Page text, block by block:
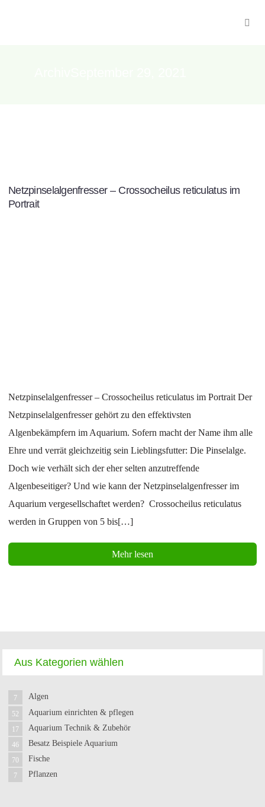
Netzpinselalgenfresser – Crossocheilus reticulatus im
Portrait
Netzpinselalgenfresser – Crossocheilus reticulatus im Portrait Der
Netzpinselalgenfresser gehört zu den effektivsten
Algenbekämpfern im Aquarium. Sofern macht der Name ihm alle
Ehre und verrät gleichzeitig sein Lieblingsfutter: Die Pinselalge.
Doch wie verhält sich der eher selten anzutreffende
Algenbeseitiger? Und wie kann der Netzpinselalgenfresser im
Aquarium vergesellschaftet werden? Crossocheilus reticulatus
werden in Gruppen von 5 bis[…]
Mehr lesen
Aus Kategorien wählen
Algen
7
Aquarium einrichten & pflegen
52
Aquarium Technik & Zubehör
17
Besatz Beispiele Aquarium
46
Fische
70
Pflanzen
7